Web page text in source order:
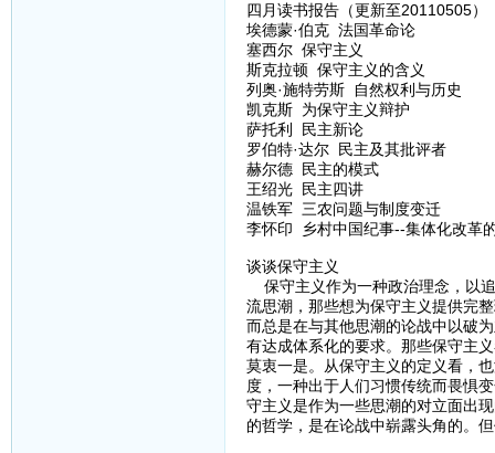
四月读书报告（更新至20110505）
埃德蒙·伯克 法国革命论
塞西尔 保守主义
斯克拉顿 保守主义的含义
列奥·施特劳斯 自然权利与历史
凯克斯 为保守主义辩护
萨托利 民主新论
罗伯特·达尔 民主及其批评者
赫尔德 民主的模式
王绍光 民主四讲
温铁军 三农问题与制度变迁
李怀印 乡村中国纪事--集体化改革
谈谈保守主义
保守主义作为一种政治理念，以
流思潮，那些想为保守主义提供完
而总是在与其他思潮的论战中以破
有达成体系化的要求。那些保守主
莫衷一是。从保守主义的定义看，
度，一种出于人们习惯传统而畏惧
守主义是作为一些思潮的对立面出
的哲学，是在论战中崭露头角的。